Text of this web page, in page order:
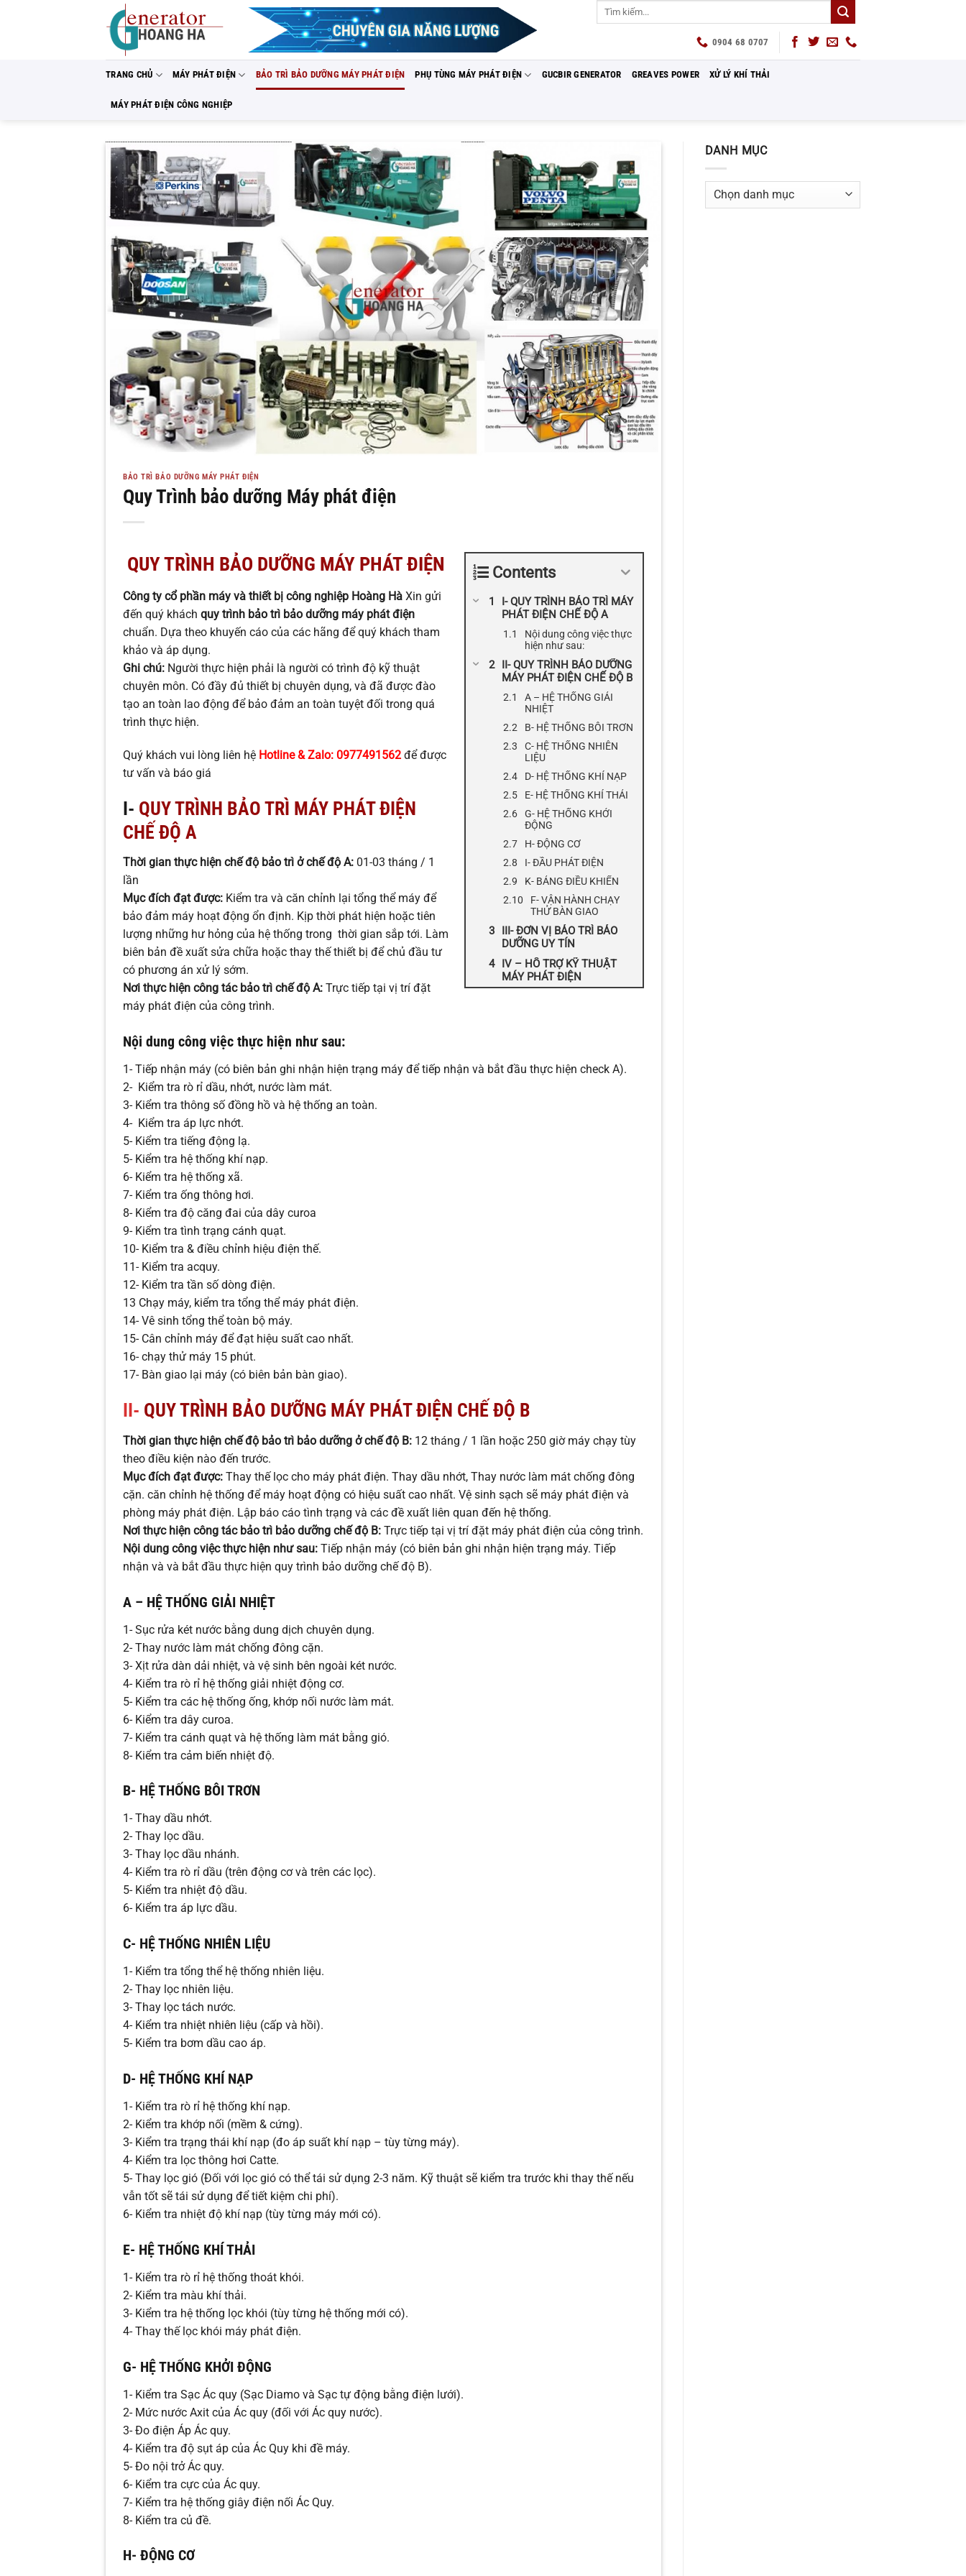
Tìm
0904 68 0707
TRANG CHỦ MÁY PHÁT ĐIỆN BẢO TRÌ BẢO DƯỠNG MÁY PHÁT ĐIỆN PHỤ TÙNG MÁY PHÁT ĐIỆN GUCBIR GENERATOR GREAVES POWER XỬ LÝ KHÍ THẢI
MÁY PHÁT ĐIỆN CÔNG NGHIỆP
BẢO TRÌ BẢO DƯỠNG MÁY PHÁT ĐIỆN
Quy Trình bảo dưỡng Máy phát điện
Contents
I- QUY TRÌNH BẢO TRÌ MÁY
PHÁT ĐIỆN CHẾ ĐỘ A
Nội dung công việc thực
hiện như sau:
II- QUY TRÌNH BẢO DƯỠNG
MÁY PHÁT ĐIỆN CHẾ ĐỘ B
A – HỆ THỐNG GIẢI
NHIỆT
B- HỆ THỐNG BÔI TRƠN
C- HỆ THỐNG NHIÊN
LIỆU
D- HỆ THỐNG KHÍ NẠP
E- HỆ THỐNG KHÍ THẢI
G- HỆ THỐNG KHỞI
ĐỘNG
H- ĐỘNG CƠ
I- ĐẦU PHÁT ĐIỆN
K- BẢNG ĐIỀU KHIỂN
F- VẬN HÀNH CHẠY
THỬ BÀN GIAO
III- ĐƠN VỊ BẢO TRÌ BẢO
DƯỠNG UY TÍN
IV – HỖ TRỢ KỸ THUẬT
MÁY PHÁT ĐIỆN
QUY TRÌNH BẢO DƯỠNG MÁY PHÁT ĐIỆN
Công ty cổ phần máy và thiết bị công nghiệp Hoàng Hà Xin gửi
đến quý khách quy trình bảo trì bảo dưỡng máy phát điện
chuẩn. Dựa theo khuyến cáo của các hãng để quý khách tham
khảo và áp dụng.
Ghi chú: Người thực hiện phải là người có trình độ kỹ thuật
chuyên môn. Có đầy đủ thiết bị chuyên dụng, và đã được đào
tạo an toàn lao động để bảo đảm an toàn tuyệt đối trong quá
trình thực hiện.
Quý khách vui lòng liên hệ Hotline & Zalo: 0977491562 để được
tư vấn và báo giá
I- QUY TRÌNH BẢO TRÌ MÁY PHÁT ĐIỆN
CHẾ ĐỘ A
Thời gian thực hiện chế độ bảo trì ở chế độ A: 01-03 tháng / 1
lần
Mục đích đạt được: Kiểm tra và căn chỉnh lại tổng thể máy để
bảo đảm máy hoạt động ổn định. Kịp thời phát hiện hoặc tiên
lượng những hư hỏng của hệ thống trong thời gian sắp tới. Làm
biên bản đề xuất sửa chữa hoặc thay thế thiết bị để chủ đầu tư
có phương án xử lý sớm.
Nơi thực hiện công tác bảo trì chế độ A: Trực tiếp tại vị trí đặt
máy phát điện của công trình.
Nội dung công việc thực hiện như sau:
1- Tiếp nhận máy (có biên bản ghi nhận hiện trạng máy để tiếp nhận và bắt đầu thực hiện check A).
2- Kiểm tra rò rỉ dầu, nhớt, nước làm mát.
3- Kiểm tra thông số đồng hồ và hệ thống an toàn.
4- Kiểm tra áp lực nhớt.
5- Kiểm tra tiếng động lạ.
5- Kiểm tra hệ thống khí nạp.
6- Kiểm tra hệ thống xã.
7- Kiểm tra ống thông hơi.
8- Kiểm tra độ căng đai của dây curoa
9- Kiểm tra tình trạng cánh quạt.
10- Kiểm tra & điều chỉnh hiệu điện thế.
11- Kiểm tra acquy.
12- Kiểm tra tần số dòng điện.
13 Chạy máy, kiểm tra tổng thể máy phát điện.
14- Vê sinh tổng thể toàn bộ máy.
15- Cân chỉnh máy để đạt hiệu suất cao nhất.
16- chạy thử máy 15 phút.
17- Bàn giao lại máy (có biên bản bàn giao).
II- QUY TRÌNH BẢO DƯỠNG MÁY PHÁT ĐIỆN CHẾ ĐỘ B
Thời gian thực hiện chế độ bảo trì bảo dưỡng ở chế độ B: 12 tháng / 1 lần hoặc 250 giờ máy chạy tùy
theo điều kiện nào đến trước.
Mục đích đạt được: Thay thế lọc cho máy phát điện. Thay dầu nhớt, Thay nước làm mát chống đông
cặn. căn chỉnh hệ thống để máy hoạt động có hiệu suất cao nhất. Vệ sinh sạch sẽ máy phát điện và
phòng máy phát điện. Lập báo cáo tình trạng và các đề xuất liên quan đến hệ thống.
Nơi thực hiện công tác bảo trì bảo dưỡng chế độ B: Trực tiếp tại vị trí đặt máy phát điện của công trình.
Nội dung công việc thực hiện như sau: Tiếp nhận máy (có biên bản ghi nhận hiện trạng máy. Tiếp
nhận và và bắt đầu thực hiện quy trình bảo dưỡng chế độ B).
A – HỆ THỐNG GIẢI NHIỆT
1- Sục rửa két nước bằng dung dịch chuyên dụng.
2- Thay nước làm mát chống đông cặn.
3- Xịt rửa dàn dải nhiệt, và vệ sinh bên ngoài két nước.
4- Kiểm tra rò rỉ hệ thống giải nhiệt động cơ.
5- Kiểm tra các hệ thống ống, khớp nối nước làm mát.
6- Kiểm tra dây curoa.
7- Kiểm tra cánh quạt và hệ thống làm mát bằng gió.
8- Kiểm tra cảm biến nhiệt độ.
B- HỆ THỐNG BÔI TRƠN
1- Thay dầu nhớt.
2- Thay lọc dầu.
3- Thay lọc dầu nhánh.
4- Kiểm tra rò rỉ dầu (trên động cơ và trên các lọc).
5- Kiểm tra nhiệt độ dầu.
6- Kiểm tra áp lực dầu.
C- HỆ THỐNG NHIÊN LIỆU
1- Kiểm tra tổng thể hệ thống nhiên liệu.
2- Thay lọc nhiên liệu.
3- Thay lọc tách nước.
4- Kiểm tra nhiệt nhiên liệu (cấp và hồi).
5- Kiểm tra bơm dầu cao áp.
D- HỆ THỐNG KHÍ NẠP
1- Kiểm tra rò rỉ hệ thống khí nạp.
2- Kiểm tra khớp nối (mềm & cứng).
3- Kiểm tra trạng thái khí nạp (đo áp suất khí nạp – tùy từng máy).
4- Kiểm tra lọc thông hơi Catte.
5- Thay lọc gió (Đối với lọc gió có thể tái sử dụng 2-3 năm. Kỹ thuật sẽ kiểm tra trước khi thay thế nếu
vẫn tốt sẽ tái sử dụng để tiết kiệm chi phí).
6- Kiểm tra nhiệt độ khí nạp (tùy từng máy mới có).
E- HỆ THỐNG KHÍ THẢI
1- Kiểm tra rò rỉ hệ thống thoát khói.
2- Kiểm tra màu khí thải.
3- Kiểm tra hệ thống lọc khói (tùy từng hệ thống mới có).
4- Thay thế lọc khói máy phát điện.
G- HỆ THỐNG KHỞI ĐỘNG
1- Kiểm tra Sạc Ác quy (Sạc Diamo và Sạc tự động bằng điện lưới).
2- Mức nước Axit của Ác quy (đối với Ác quy nước).
3- Đo điện Áp Ác quy.
4- Kiểm tra độ sụt áp của Ác Quy khi đề máy.
5- Đo nội trở Ác quy.
6- Kiểm tra cực của Ác quy.
7- Kiểm tra hệ thống giây điện nối Ác Quy.
8- Kiểm tra củ đề.
H- ĐỘNG CƠ
DANH MỤC
Danh
mục